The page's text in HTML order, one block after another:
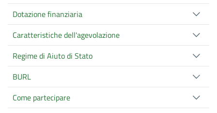
Dotazione finanziaria
Caratteristiche dell'agevolazione
Regime di Aiuto di Stato
BURL
Come partecipare